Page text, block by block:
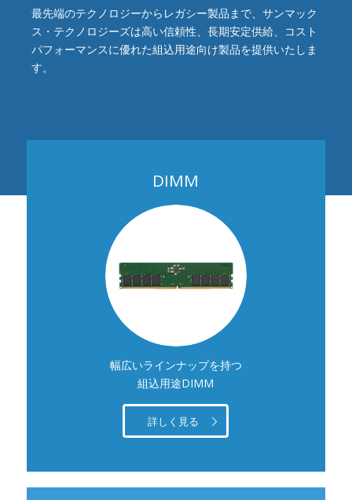
最先端のテクノロジーからレガシー製品まで、サンマック
ス・テクノロジーズは高い信頼性、長期安定供給、コスト
パフォーマンスに優れた組込用途向け製品を提供いたしま
す。
DIMM
幅広いラインナップを持つ
組込用途DIMM
詳しく見る